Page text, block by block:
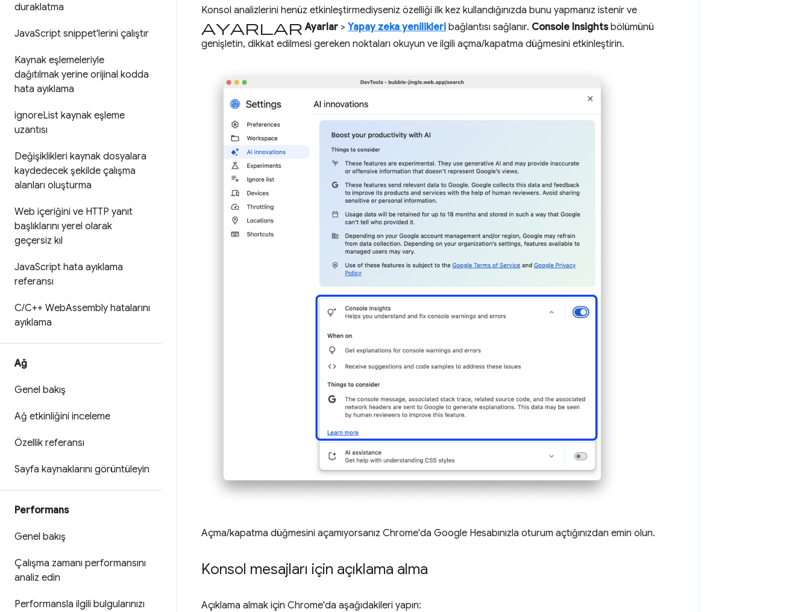
duraklatma
JavaScript snippet'lerini çalıştır
Kaynak eşlemeleriyle
dağıtılmak yerine orijinal kodda
hata ayıklama
ignoreList kaynak eşleme
uzantısı
Değişiklikleri kaynak dosyalara
kaydedecek şekilde çalışma
alanları oluşturma
Web içeriğini ve HTTP yanıt
başlıklarını yerel olarak
geçersiz kıl
JavaScript hata ayıklama
referansı
C/C++ WebAssembly hatalarını
ayıklama
Ağ
Genel bakış
Ağ etkinliğini inceleme
Özellik referansı
Sayfa kaynaklarını görüntüleyin
Performans
Genel bakış
Çalışma zamanı performansını
analiz edin
Performansla ilgili bulgularınızı
Konsol analizlerini henüz etkinleştirmediyseniz özelliği ilk kez kullandığınızda bunu yapmanız istenir ve
ayarlar Ayarlar > Yapay zeka yenilikleri bağlantısı sağlanır. Console Insightsbölümünü
genişletin, dikkat edilmesi gereken noktaları okuyun ve ilgili açma/kapatma düğmesini etkinleştirin.
Açma/kapatma düğmesini açamıyorsanız Chrome'da Google Hesabınızla oturum açtığınızdan emin olun.
Konsol mesajları için açıklama alma
Açıklama almak için Chrome'da aşağıdakileri yapın: